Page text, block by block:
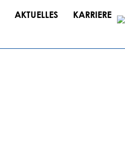
AKTUELLES KARRIERE